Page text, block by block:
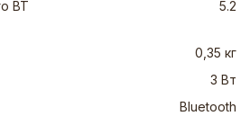
BT
5.2
0,35 кг
3 Вт
Bluetooth